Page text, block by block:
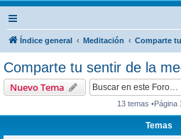
Índice general Meditación Comparte
Comparte tu sentir de la
Nuevo Tema
13 temas •Página
Temas